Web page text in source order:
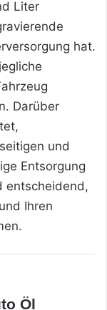
Liter
hat.
Darüber
und
Entsorgung
entscheidend,
Ihren
Öl